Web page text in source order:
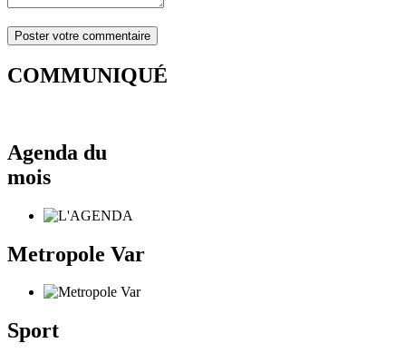
COMMUNIQUÉ
Agenda du
mois
Metropole Var
Sport